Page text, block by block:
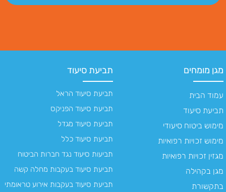
מגן מומחים
עמוד הבית
תביעת סיעוד
מימוש ביטוח סיעודי
מימוש זכויות רפואיות
מגזין זכויות רפואיות
מגן בקהילה
בתקשורת
תביעת סיעוד
תביעת סיעוד הראל
תביעת סיעוד הפניקס
תביעת סיעוד מגדל
תביעת סיעוד כלל
תביעות סיעוד נגד חברות הביטוח
תביעת סיעוד בעקבות מחלה קשה
תביעת סיעוד בעקבות אירוע טראומתי